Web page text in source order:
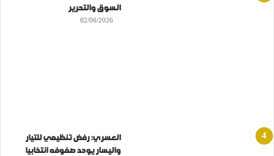
السوق والتحرير
02/06/2026
العسري: رفض تنظيمي للتيار
واليسار يوحد صفوفه انتخابيا